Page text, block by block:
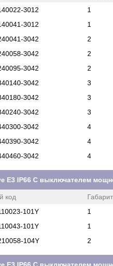
3012
1
3012
1
3042
2
3042
2
3042
2
3042
3
3042
3
3042
3
3042
4
3042
4
3042
4
E3 IP66 С выключателем
код Габарит
101Y
1
101Y
1
104Y
2